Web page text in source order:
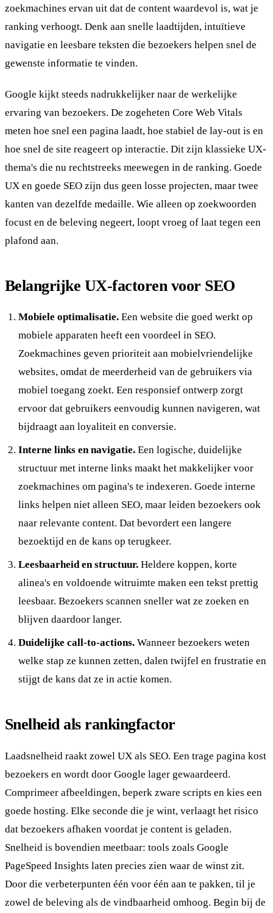
zoekmachines ervan uit dat de content waardevol is, wat je
ranking verhoogt. Denk aan snelle laadtijden, intuïtieve
navigatie en leesbare teksten die bezoekers helpen snel de
gewenste informatie te vinden.
Google kijkt steeds nadrukkelijker naar de werkelijke
ervaring van bezoekers. De zogeheten Core Web Vitals
meten hoe snel een pagina laadt, hoe stabiel de lay-out is en
hoe snel de site reageert op interactie. Dit zijn klassieke UX-
thema's die nu rechtstreeks meewegen in de ranking. Goede
UX en goede SEO zijn dus geen losse projecten, maar twee
kanten van dezelfde medaille. Wie alleen op zoekwoorden
focust en de beleving negeert, loopt vroeg of laat tegen een
plafond aan.
Belangrijke UX-factoren voor SEO
Mobiele optimalisatie. Een website die goed werkt op
mobiele apparaten heeft een voordeel in SEO.
Zoekmachines geven prioriteit aan mobielvriendelijke
websites, omdat de meerderheid van de gebruikers via
mobiel toegang zoekt. Een responsief ontwerp zorgt
ervoor dat gebruikers eenvoudig kunnen navigeren, wat
bijdraagt aan loyaliteit en conversie.
Interne links en navigatie. Een logische, duidelijke
structuur met interne links maakt het makkelijker voor
zoekmachines om pagina's te indexeren. Goede interne
links helpen niet alleen SEO, maar leiden bezoekers ook
naar relevante content. Dat bevordert een langere
bezoektijd en de kans op terugkeer.
Leesbaarheid en structuur. Heldere koppen, korte
alinea's en voldoende witruimte maken een tekst prettig
leesbaar. Bezoekers scannen sneller wat ze zoeken en
blijven daardoor langer.
Duidelijke call-to-actions. Wanneer bezoekers weten
welke stap ze kunnen zetten, dalen twijfel en frustratie en
stijgt de kans dat ze in actie komen.
Snelheid als rankingfactor
Laadsnelheid raakt zowel UX als SEO. Een trage pagina kost
bezoekers en wordt door Google lager gewaardeerd.
Comprimeer afbeeldingen, beperk zware scripts en kies een
goede hosting. Elke seconde die je wint, verlaagt het risico
dat bezoekers afhaken voordat je content is geladen.
Snelheid is bovendien meetbaar: tools zoals Google
PageSpeed Insights laten precies zien waar de winst zit.
Door die verbeterpunten één voor één aan te pakken, til je
zowel de beleving als de vindbaarheid omhoog. Begin bij de